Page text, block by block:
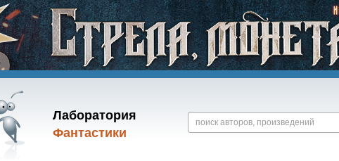
Лаборатория
Фантастики